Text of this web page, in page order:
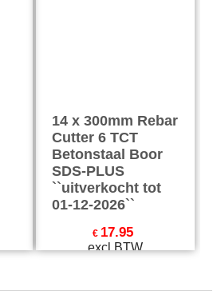
14 x 300mm Rebar
Cutter 6 TCT
Betonstaal Boor
SDS-PLUS
``uitverkocht tot
01-12-2026``
€ 17.95
excl BTW